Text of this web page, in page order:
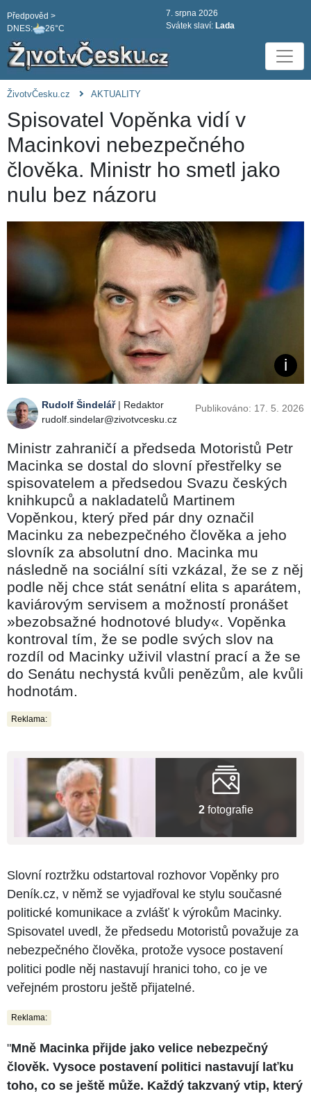
DNES: 26°C
Předpověd >
7. srpna 2026
Svátek slaví: Lada
ŽivotvČesku.cz AKTUALITY
Spisovatel Vopěnka vidí v
Macinkovi nebezpečného
člověka. Ministr ho smetl jako
nulu bez názoru
Rudolf Šindelář| Redaktor
rudolf.sindelar@zivotvcesku.cz
Publikováno: 17. 5. 2026
Ministr zahraničí a předseda Motoristů Petr
Macinka se dostal do slovní přestřelky se
spisovatelem a předsedou Svazu českých
knihkupců a nakladatelů Martinem
Vopěnkou, který před pár dny označil
Macinku za nebezpečného člověka a jeho
slovník za absolutní dno. Macinka mu
následně na sociální síti vzkázal, že se z něj
podle něj chce stát senátní elita s aparátem,
kaviárovým servisem a možností pronášet
»bezobsažné hodnotové bludy«. Vopěnka
kontroval tím, že se podle svých slov na
rozdíl od Macinky uživil vlastní prací a že se
do Senátu nechystá kvůli penězům, ale kvůli
hodnotám.
Reklama:
2 fotografie
Slovní roztržku odstartoval rozhovor Vopěnky pro
Deník.cz, v němž se vyjadřoval ke stylu současné
politické komunikace a zvlášť k výrokům Macinky.
Spisovatel uvedl, že předsedu Motoristů považuje za
nebezpečného člověka, protože vysoce postavení
politici podle něj nastavují hranici toho, co je ve
veřejném prostoru ještě přijatelné.
Reklama:
"Mně Macinka přijde jako velice nebezpečný
člověk. Vysoce postavení politici nastavují laťku
toho, co se ještě může. Každý takzvaný vtip, který